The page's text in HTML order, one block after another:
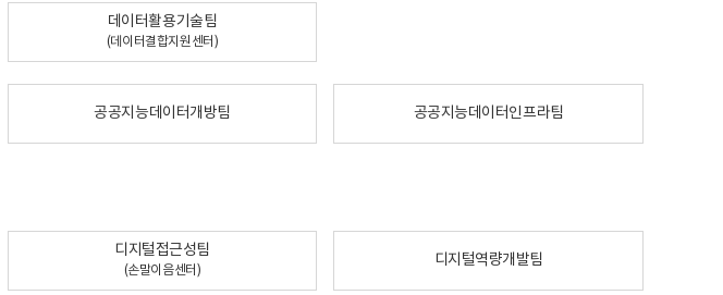
데이터활용기술팀
(데이터결합지원센터)
공공지능데이터개방팀 공공지능데이터인프라팀
디지털접근성팀
(손말이음센터)
디지털역량개발팀